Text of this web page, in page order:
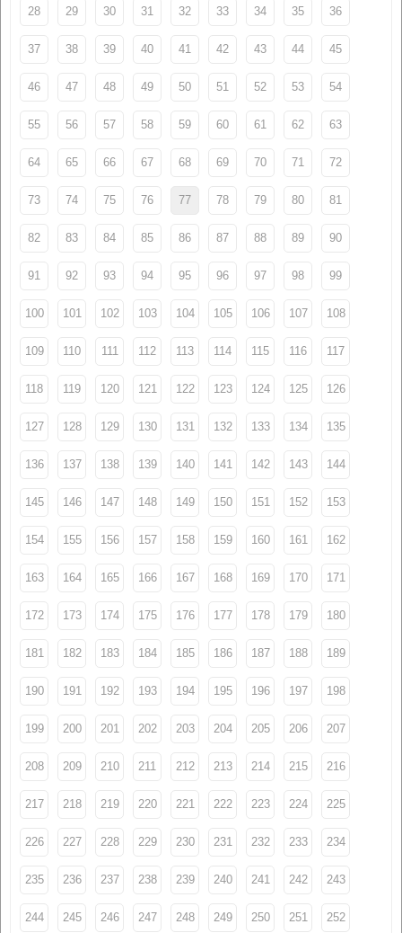
28 29 30 31 32 33 34 35 36
37 38 39 40 41 42 43 44 45
46 47 48 49 50 51 52 53 54
55 56 57 58 59 60 61 62 63
64 65 66 67 68 69 70 71 72
73 74 75 76 77 78 79 80 81
82 83 84 85 86 87 88 89 90
91 92 93 94 95 96 97 98 99
100 101 102 103 104 105 106 107 108
109 110 111 112 113 114 115 116 117
118 119 120 121 122 123 124 125 126
127 128 129 130 131 132 133 134 135
136 137 138 139 140 141 142 143 144
145 146 147 148 149 150 151 152 153
154 155 156 157 158 159 160 161 162
163 164 165 166 167 168 169 170 171
172 173 174 175 176 177 178 179 180
181 182 183 184 185 186 187 188 189
190 191 192 193 194 195 196 197 198
199 200 201 202 203 204 205 206 207
208 209 210 211 212 213 214 215 216
217 218 219 220 221 222 223 224 225
226 227 228 229 230 231 232 233 234
235 236 237 238 239 240 241 242 243
244 245 246 247 248 249 250 251 252